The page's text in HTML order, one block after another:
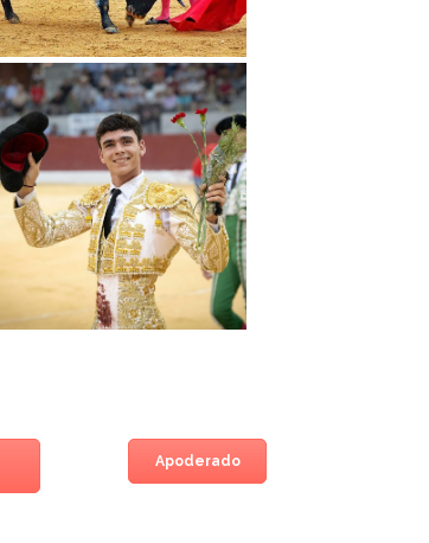
Apoderado